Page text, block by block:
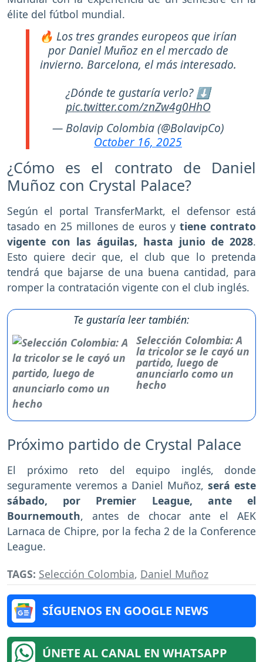
élite del fútbol mundial.
🔥 Los tres grandes europeos que irían
por Daniel Muñoz en el mercado de
invierno. Barcelona, el más interesado.
¿Dónde te gustaría verlo? ⬇️
pic.twitter.com/znZw4g0HhO
— Bolavip Colombia (@BolavipCo)
October 16, 2025
¿Cómo es el contrato de Daniel
Muñoz con Crystal Palace?
Según el portal TransferMarkt, el defensor está
tasado en 25 millones de euros y tiene contrato
vigente con las águilas, hasta junio de 2028.
Esto quiere decir que, el club que lo pretenda
tendrá que bajarse de una buena cantidad, para
romper la contratación vigente con el club inglés.
Te gustaría leer también:
Selección Colombia: A
la tricolor se le cayó un
partido, luego de
anunciarlo como un
hecho
Próximo partido de Crystal Palace
El próximo reto del equipo inglés, donde
seguramente veremos a Daniel Muñoz, será este
sábado, por Premier League, ante el
Bournemouth, antes de chocar ante el AEK
Larnaca de Chipre, por la fecha 2 de la Conference
League.
TAGS: Selección Colombia, Daniel Muñoz
SÍGUENOS EN GOOGLE NEWS
ÚNETE AL CANAL EN WHATSAPP